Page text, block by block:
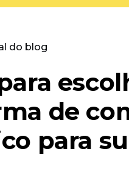
do blog
de
para